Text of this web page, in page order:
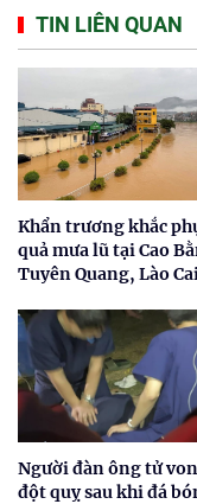
TIN LIÊN QUAN
Khẩn trương khắc
quả mưa lũ tại Cao
Tuyên Quang, Lào
Người đàn ông tử
đột quỵ sau khi đá